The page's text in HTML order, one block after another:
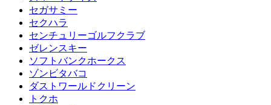
セガサミー
セクハラ
センチュリーゴルフクラブ
ゼレンスキー
ソフトバンクホークス
ゾンビタバコ
ダストワールドクリーン
トクホ